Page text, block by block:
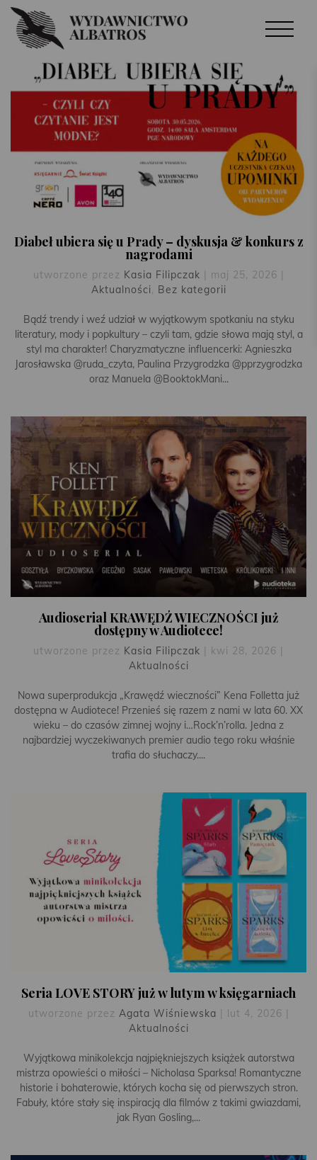
Diabeł ubiera się u Prady – dyskusja & konkurs z
nagrodami
utworzone przez Kasia Filipczak | maj 25, 2026 |
Aktualności, Bez kategorii
Bądź trendy i weź udział w wyjątkowym spotkaniu na styku
literatury, mody i popkultury – czyli tam, gdzie słowa mają styl, a
styl ma charakter! Charyzmatyczne influencerki: Agnieszka
Jarosławska @ruda_czyta, Paulina Przygrodzka @pprzygrodzka
oraz Manuela @BooktokMani...
Audioserial KRAWĘDŹ WIECZNOŚCI już
dostępny w Audiotece!
utworzone przez Kasia Filipczak | kwi 28, 2026 |
Aktualności
Nowa superprodukcja „Krawędź wieczności” Kena Folletta już
dostępna w Audiotece! Przenieś się razem z nami w lata 60. XX
wieku – do czasów zimnej wojny i…Rock’n’rolla. Jedna z
najbardziej wyczekiwanych premier audio tego roku właśnie
trafia do słuchaczy....
Seria LOVE STORY już w lutym w księgarniach
utworzone przez Agata Wiśniewska | lut 4, 2026 |
Aktualności
Wyjątkowa minikolekcja najpiękniejszych książek autorstwa
mistrza opowieści o miłości – Nicholasa Sparksa! Romantyczne
historie i bohaterowie, których kocha się od pierwszych stron.
Fabuły, które stały się inspiracją dla filmów z takimi gwiazdami,
jak Ryan Gosling,...